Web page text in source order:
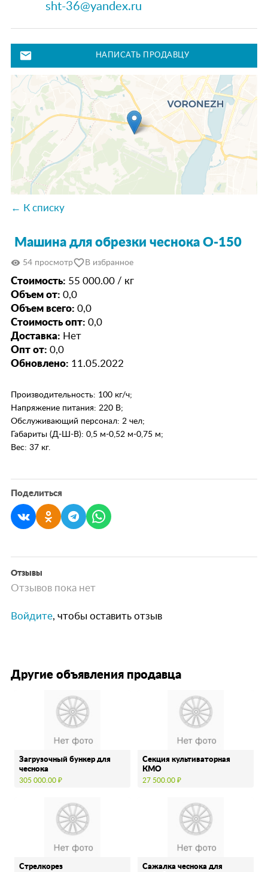
sht-36@yandex.ru
mail НАПИСАТЬ ПРОДАВЦУ
← К списку
Машина для обрезки чеснока О-150
visibility 54 просмотрfavorite_border В избранное
Стоимость: 55 000.00 / кг
Объем от: 0,0
Объем всего: 0,0
Стоимость опт: 0,0
Доставка: Нет
Опт от: 0,0
Обновлено: 11.05.2022
Производительность: 100 кг/ч;
Напряжение питания: 220 В;
Обслуживающий персонал: 2 чел;
Габариты (Д-Ш-В): 0,5 м-0,52 м-0,75 м;
Вес: 37 кг.
Поделиться
Отзывы
Отзывов пока нет
Войдите, чтобы оставить отзыв
Другие объявления продавца
Загрузочный бункер для
чеснока
305 000.00 ₽
Секция культиваторная
КМО
27 500.00 ₽
Стрелкорез
Сажалка чеснока для